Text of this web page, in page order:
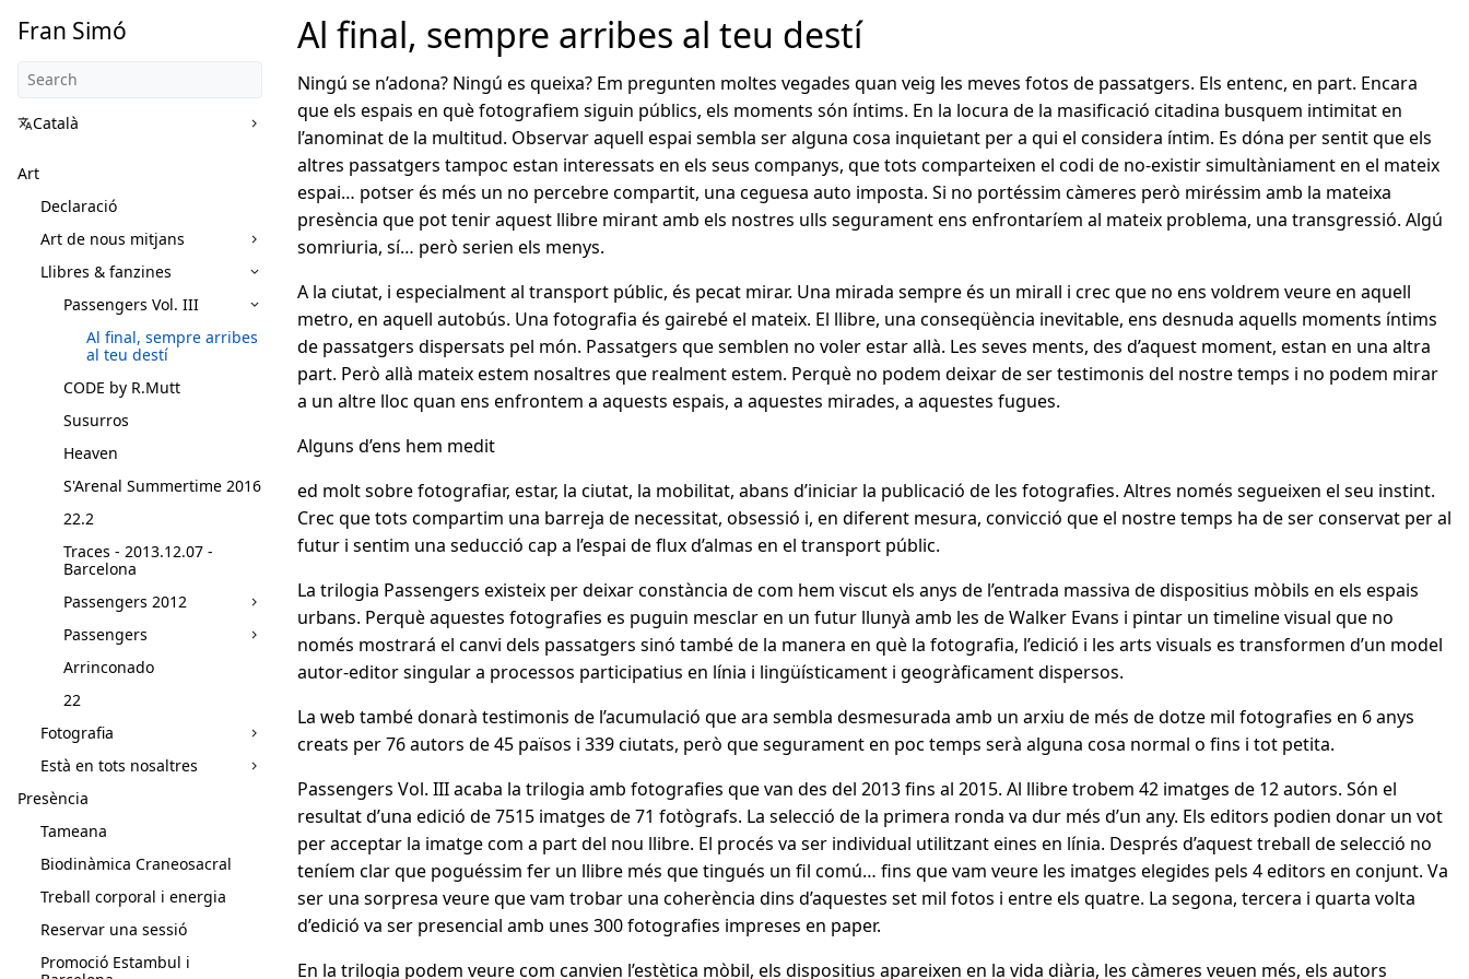
Fran Simó
Català
Art
Declaració
Art de nous mitjans
Llibres & fanzines
Passengers Vol. III
Al final, sempre arribes
al teu destí
CODE by R.Mutt
Susurros
Heaven
S'Arenal Summertime 2016
22.2
Traces - 2013.12.07 -
Barcelona
Passengers 2012
Passengers
Arrinconado
22
Fotografia
Està en tots nosaltres
Presència
Tameana
Biodinàmica Craneosacral
Treball corporal i energia
Reservar una sessió
Promoció Estambul i
Al final, sempre arribes al teu destí
Ningú se n’adona? Ningú es queixa? Em pregunten moltes vegades quan veig les meves fotos de passatgers. Els entenc, en part. Encara
que els espais en què fotografiem siguin públics, els moments són íntims. En la locura de la masificació citadina busquem intimitat en
l’anominat de la multitud. Observar aquell espai sembla ser alguna cosa inquietant per a qui el considera íntim. Es dóna per sentit que els
altres passatgers tampoc estan interessats en els seus companys, que tots comparteixen el codi de no-existir simultàniament en el mateix
espai… potser és més un no percebre compartit, una ceguesa auto imposta. Si no portéssim càmeres però miréssim amb la mateixa
presència que pot tenir aquest llibre mirant amb els nostres ulls segurament ens enfrontaríem al mateix problema, una transgressió. Algú
somriuria, sí… però serien els menys.
A la ciutat, i especialment al transport públic, és pecat mirar. Una mirada sempre és un mirall i crec que no ens voldrem veure en aquell
metro, en aquell autobús. Una fotografia és gairebé el mateix. El llibre, una conseqüència inevitable, ens desnuda aquells moments íntims
de passatgers dispersats pel món. Passatgers que semblen no voler estar allà. Les seves ments, des d’aquest moment, estan en una altra
part. Però allà mateix estem nosaltres que realment estem. Perquè no podem deixar de ser testimonis del nostre temps i no podem mirar
a un altre lloc quan ens enfrontem a aquests espais, a aquestes mirades, a aquestes fugues.
Alguns d’ens hem medit
ed molt sobre fotografiar, estar, la ciutat, la mobilitat, abans d’iniciar la publicació de les fotografies. Altres només segueixen el seu instint.
Crec que tots compartim una barreja de necessitat, obsessió i, en diferent mesura, convicció que el nostre temps ha de ser conservat per al
futur i sentim una seducció cap a l’espai de flux d’almas en el transport públic.
La trilogia Passengers existeix per deixar constància de com hem viscut els anys de l’entrada massiva de dispositius mòbils en els espais
urbans. Perquè aquestes fotografies es puguin mesclar en un futur llunyà amb les de Walker Evans i pintar un timeline visual que no
només mostrará el canvi dels passatgers sinó també de la manera en què la fotografia, l’edició i les arts visuals es transformen d’un model
autor-editor singular a processos participatius en línia i lingüísticament i geogràficament dispersos.
La web també donarà testimonis de l’acumulació que ara sembla desmesurada amb un arxiu de més de dotze mil fotografies en 6 anys
creats per 76 autors de 45 països i 339 ciutats, però que segurament en poc temps serà alguna cosa normal o fins i tot petita.
Passengers Vol. III acaba la trilogia amb fotografies que van des del 2013 fins al 2015. Al llibre trobem 42 imatges de 12 autors. Són el
resultat d’una edició de 7515 imatges de 71 fotògrafs. La selecció de la primera ronda va dur més d’un any. Els editors podien donar un vot
per acceptar la imatge com a part del nou llibre. El procés va ser individual utilitzant eines en línia. Després d’aquest treball de selecció no
teníem clar que poguéssim fer un llibre més que tingués un fil comú… fins que vam veure les imatges elegides pels 4 editors en conjunt. Va
ser una sorpresa veure que vam trobar una coherència dins d’aquestes set mil fotos i entre els quatre. La segona, tercera i quarta volta
d’edició va ser presencial amb unes 300 fotografies impreses en paper.
En la trilogia podem veure com canvien l’estètica mòbil, els dispositius apareixen en la vida diària, les càmeres veuen més, els autors